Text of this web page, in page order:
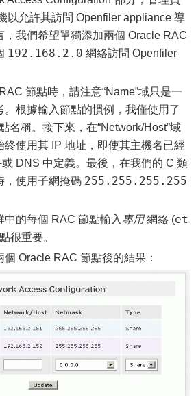
以允許其訪問 Openfiler appliance 導
，我們希望單獨添加兩個 Oracle RAC
192.168.2.0 網絡訪問 Openfiler
節點時，請注意“Name”域只是一
根據輸入節點的慣例，我僅使用了
名稱。接下來，在“Network/Host”域
終使用其 IP 地址，即使其主機名已經
DNS 中定義。最後，在我們的 C 類
，使用子網掩碼 255.255.255.255
中的每個 RAC 節點輸入 專用網絡 (et
很重要。
Oracle RAC 節點後的結果：